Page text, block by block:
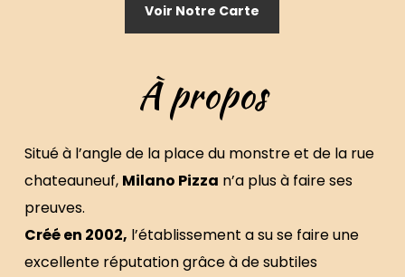
Voir Notre Carte
À propos
Situé à l’angle de la place du monstre et de la rue
chateauneuf, Milano Pizza n’a plus à faire ses
preuves.
Créé en 2002, l’établissement a su se faire une
excellente réputation grâce à de subtiles